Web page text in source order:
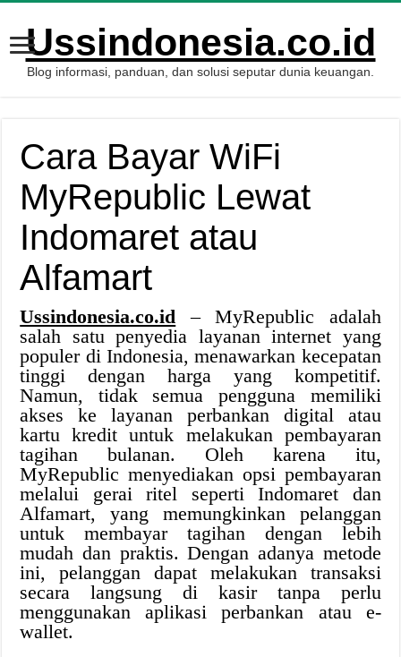
Ussindonesia.co.id
Blog informasi, panduan, dan solusi seputar dunia keuangan.
Cara Bayar WiFi
MyRepublic Lewat
Indomaret atau
Alfamart
Ussindonesia.co.id – MyRepublic adalah
salah satu penyedia layanan internet yang
populer di Indonesia, menawarkan kecepatan
tinggi dengan harga yang kompetitif.
Namun, tidak semua pengguna memiliki
akses ke layanan perbankan digital atau
kartu kredit untuk melakukan pembayaran
tagihan bulanan. Oleh karena itu,
MyRepublic menyediakan opsi pembayaran
melalui gerai ritel seperti Indomaret dan
Alfamart, yang memungkinkan pelanggan
untuk membayar tagihan dengan lebih
mudah dan praktis. Dengan adanya metode
ini, pelanggan dapat melakukan transaksi
secara langsung di kasir tanpa perlu
menggunakan aplikasi perbankan atau e-
wallet.